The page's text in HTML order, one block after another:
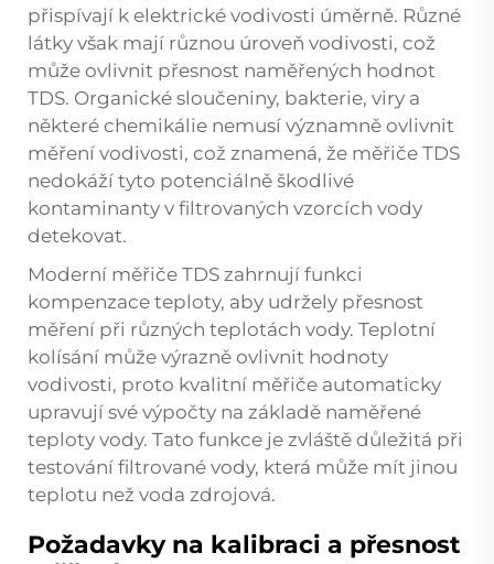
přispívají k elektrické vodivosti úměrně. Různé
látky však mají různou úroveň vodivosti, což
může ovlivnit přesnost naměřených hodnot
TDS. Organické sloučeniny, bakterie, viry a
některé chemikálie nemusí významně ovlivnit
měření vodivosti, což znamená, že měřiče TDS
nedokáží tyto potenciálně škodlivé
kontaminanty v filtrovaných vzorcích vody
detekovat.
Moderní měřiče TDS zahrnují funkci
kompenzace teploty, aby udržely přesnost
měření při různých teplotách vody. Teplotní
kolísání může výrazně ovlivnit hodnoty
vodivosti, proto kvalitní měřiče automaticky
upravují své výpočty na základě naměřené
teploty vody. Tato funkce je zvláště důležitá při
testování filtrované vody, která může mít jinou
teplotu než voda zdrojová.
Požadavky na kalibraci a přesnost